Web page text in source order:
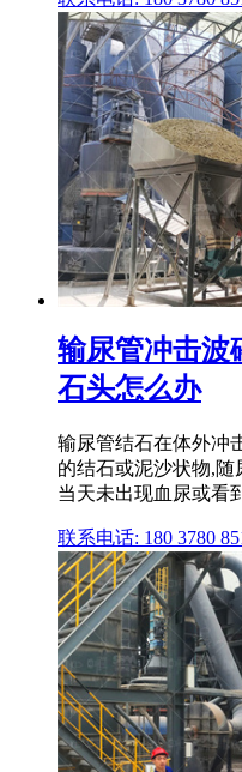
输尿管冲击波
石头怎么办
输尿管结石在体外冲
的结石或泥沙状物,
当天未出现血尿或看
联系电话: 180 3780